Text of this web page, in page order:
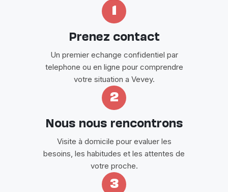
Prenez contact
Un premier echange confidentiel par
telephone ou en ligne pour comprendre
votre situation a Vevey.
2
Nous nous rencontrons
Visite à domicile pour evaluer les
besoins, les habitudes et les attentes de
votre proche.
3